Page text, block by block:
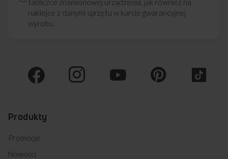
tabliczce znamionowej urządzenia, jak również na
naklejce z danymi sprzętu w karcie gwarancyjnej
wyrobu.
Produkty
Promocje
Nowości